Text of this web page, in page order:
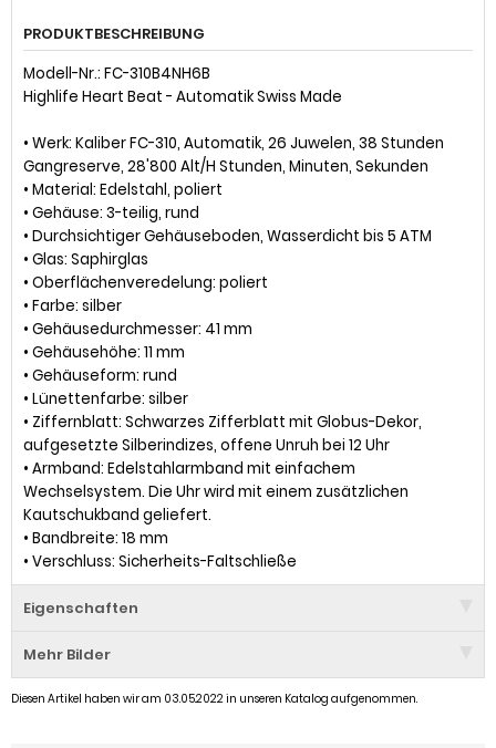
PRODUKTBESCHREIBUNG
Modell-Nr.: FC-310B4NH6B
Highlife Heart Beat - Automatik Swiss Made
• Werk: Kaliber FC-310, Automatik, 26 Juwelen, 38 Stunden
Gangreserve, 28'800 Alt/H Stunden, Minuten, Sekunden
• Material: Edelstahl, poliert
• Gehäuse: 3-teilig, rund
• Durchsichtiger Gehäuseboden, Wasserdicht bis 5 ATM
• Glas: Saphirglas
• Oberflächenveredelung: poliert
• Farbe: silber
• Gehäusedurchmesser: 41 mm
• Gehäusehöhe: 11 mm
• Gehäuseform: rund
• Lünettenfarbe: silber
• Ziffernblatt: Schwarzes Zifferblatt mit Globus-Dekor,
aufgesetzte Silberindizes, offene Unruh bei 12 Uhr
• Armband: Edelstahlarmband mit einfachem
Wechselsystem. Die Uhr wird mit einem zusätzlichen
Kautschukband geliefert.
• Bandbreite: 18 mm
• Verschluss: Sicherheits-Faltschließe
Eigenschaften
Mehr Bilder
Diesen Artikel haben wir am 03.05.2022 in unseren Katalog aufgenommen.